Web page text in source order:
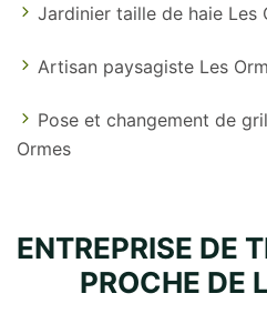
Jardinier taille de haie Les
Artisan paysagiste Les
Pose et changement de
Ormes
ENTREPRISE DE
PROCHE DE